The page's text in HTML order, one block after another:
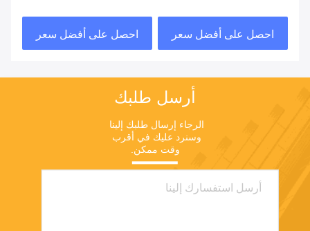
احصل على أفضل سعر احصل على أفضل سعر
أرسل طلبك
وقت ممكن.